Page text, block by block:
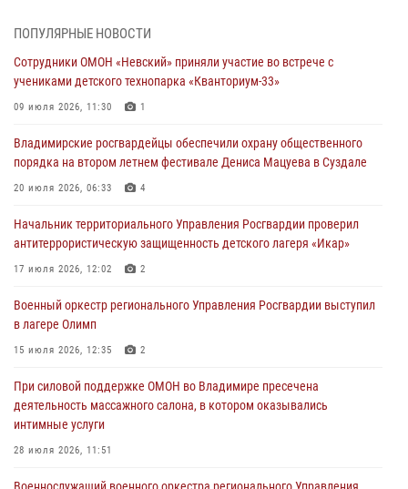
интимные услуги
28 июля 2026, 11:51
Во Владимирcкой области открыли профильную Росгвардейскую
27 июля 2026, 16:43 2
Владимирские росгвардейцы обеспечили охрану общественного
20 июля 2026, 06:33 4
Военнослужащий военного оркестра регионального Управления
105-летию Центрального округа
19 июля 2026, 11:17
антитеррористическую защищенность детского лагеря «Икар»
17 июля 2026, 12:02 2
ПОПУЛЯРНЫЕ НОВОСТИ
Сотрудники ОМОН «Невский» приняли участие во встрече с
учениками детского технопарка «Кванториум-33»
09 июля 2026, 11:30 1
Владимирские росгвардейцы обеспечили охрану общественного
порядка на втором летнем фестивале Дениса Мацуева в Суздале
20 июля 2026, 06:33 4
Начальник территориального Управления Росгвардии проверил
антитеррористическую защищенность детского лагеря «Икар»
17 июля 2026, 12:02 2
Военный оркестр регионального Управления Росгвардии выступил
в лагере Олимп
15 июля 2026, 12:35 2
При силовой поддержке ОМОН во Владимире пресечена
деятельность массажного салона, в котором оказывались
интимные услуги
28 июля 2026, 11:51
Военнослужащий военного оркестра регионального Управления